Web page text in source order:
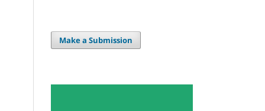
Make a Submission